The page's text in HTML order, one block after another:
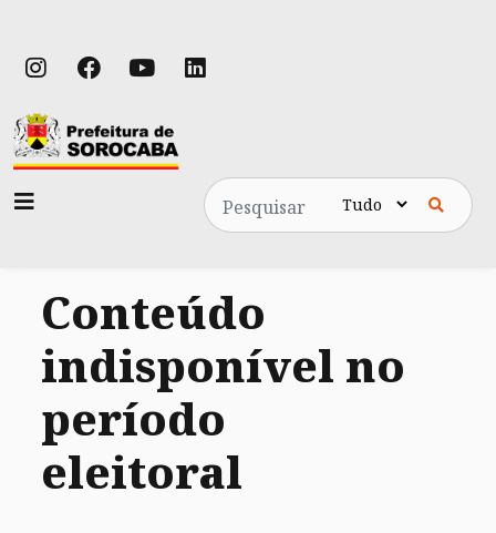
Pesquisa
Conteúdo
indisponível no
período
eleitoral